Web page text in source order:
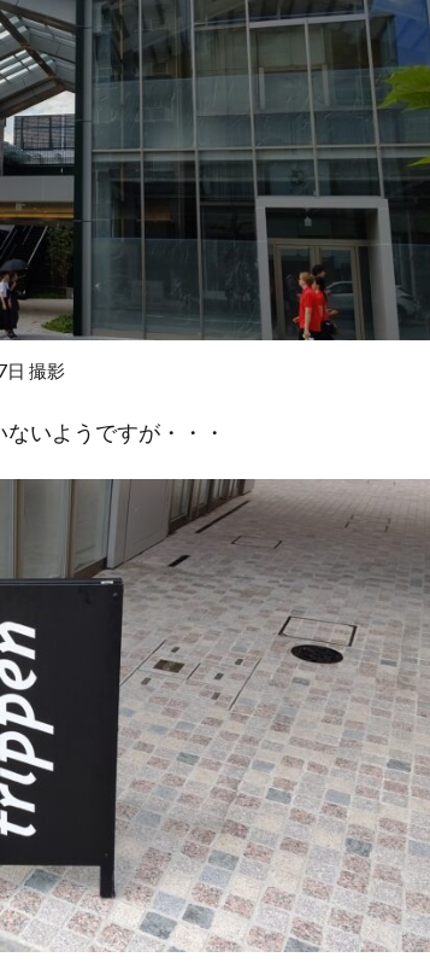
日 撮影
いようですが・・・